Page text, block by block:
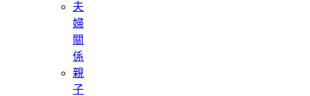
夫
婦
關
係
親
子